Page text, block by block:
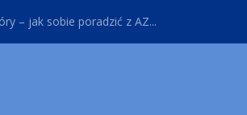
– jak sobie poradzić z AZ...